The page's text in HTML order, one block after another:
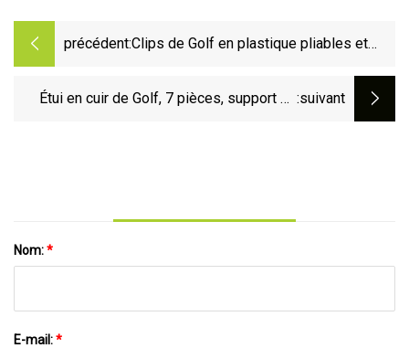
précédent:Clips de Golf en plastique pliables et
Golf, pince de rangement avec
Étui en cuir de Golf, 7 pièces, support de :suivant
Nom:*
E-mail:*